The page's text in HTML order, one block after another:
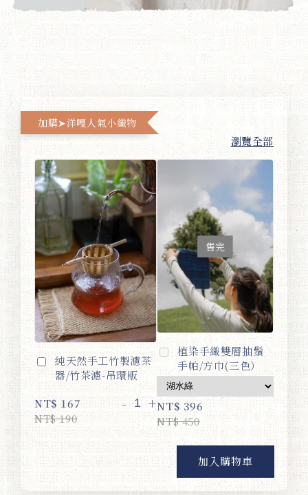
加購➤洋嘎人氣小織物
瀏覽全部
純天然手工竹製濾茶
器/竹茶濾-吊環版
NT$ 167
NT$ 190
- +
售完
植染手織雙層抽鬚
手帕/方巾(三色）
NT$ 396
NT$ 450
加入購物車